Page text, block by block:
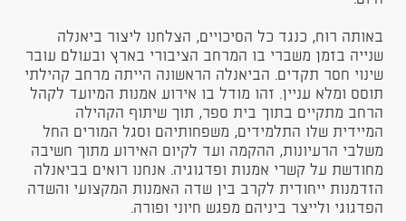
באותה רוח, כנגד כל הסיכויים, הצלחנו ליצור ביאנלה
שנייה בזמן משברי בו המרחב הציבורי בארץ ובעולם עובר
שינוי חסר תקדים. הביאנלה הראשונה הייתה מרחב קהילתי
תוסס ומלא עניין. זהו מודל בו אירוע אמנות המיועד לקהל
הרחב מתקיים בתוך בית ספר, תוך שיתוף הקהילה
המיידית שלו התלמידים, משפחותיהם וסגל המורים החל
משלבי הרעיונות, ההקמה ועד לקיום האירוע מתוך חשיבה
מחודשת על קשרי אמנות ופדגוגיה. אנחנו רואים בביאנלה
הזדמנות ייחודית לקרב בין שדה האמנות המקצועי והשדה
הפדגוגי ולייצר ביניהם מפגש חיוני ופורה.